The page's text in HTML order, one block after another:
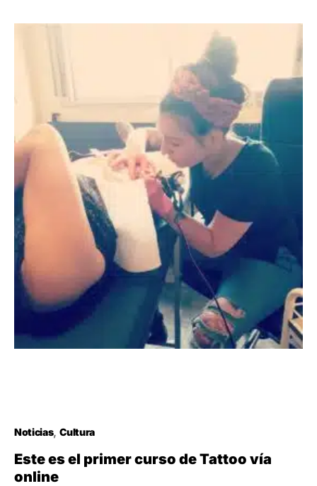
Noticias Cultura
Este es el primer curso de Tattoo vía
online